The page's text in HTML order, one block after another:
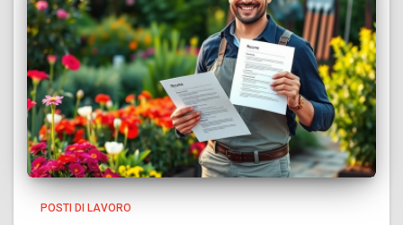
POSTI DI LAVORO